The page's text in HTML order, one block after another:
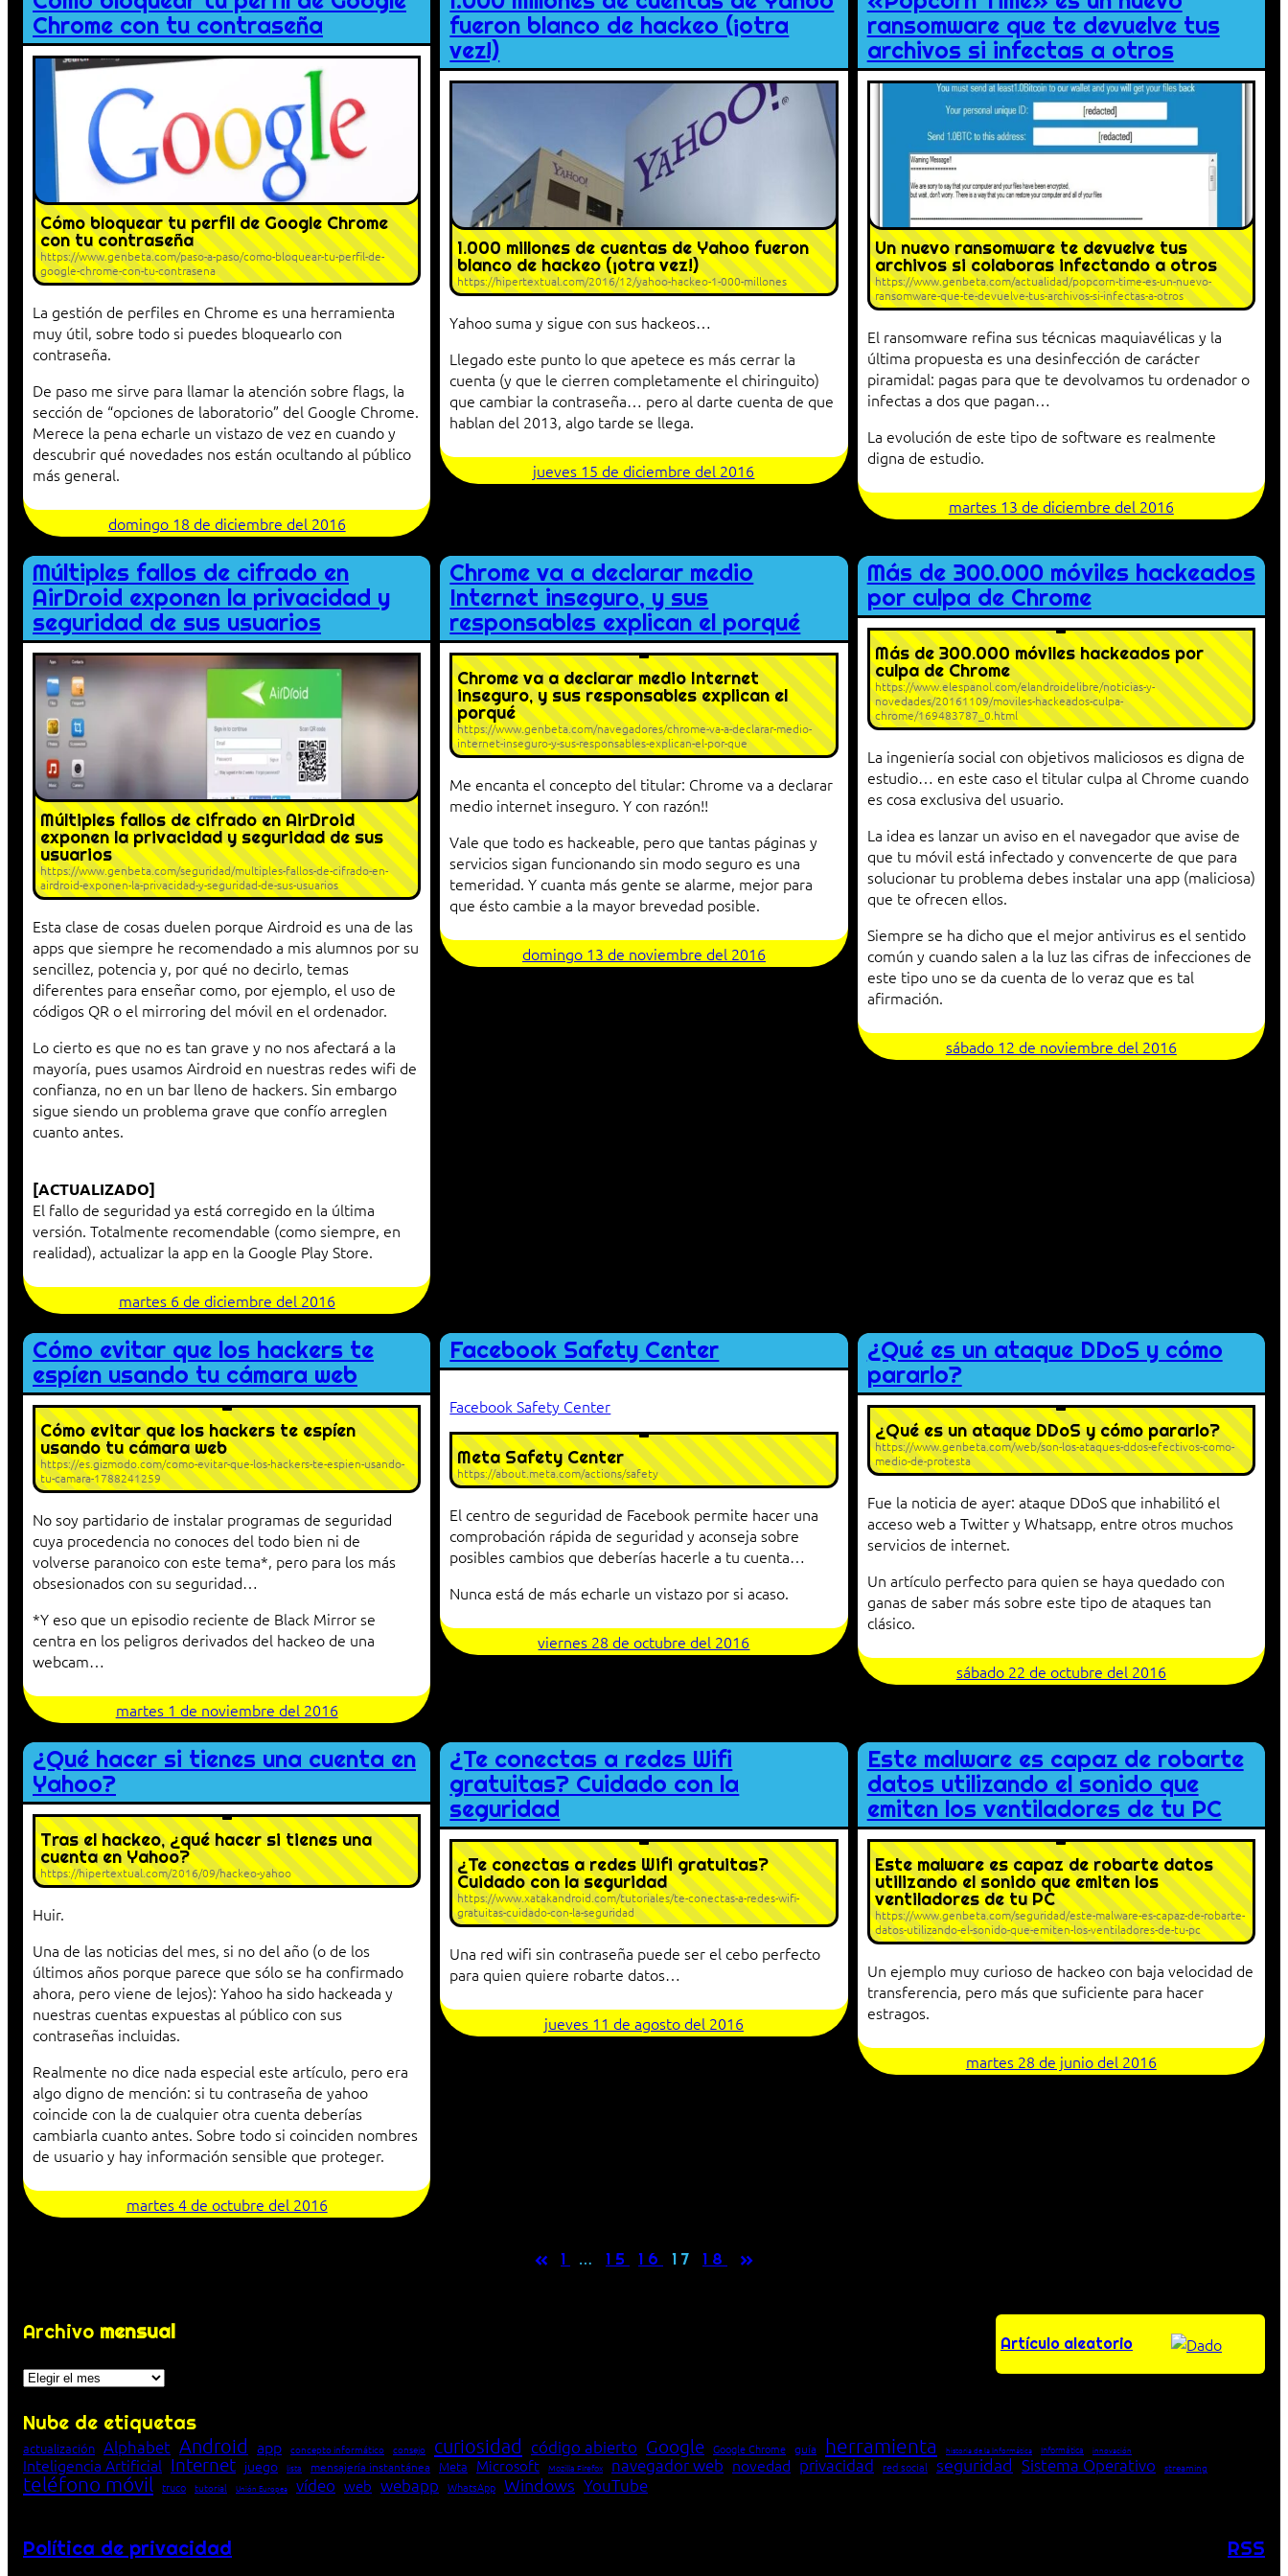
Chrome con tu contraseña
Cómo bloquear tu perfil de Google Chrome
con tu contraseña
https://www.genbeta.com/paso-a-paso/como-bloquear-tu-perfil-de-
google-chrome-con-tu-contrasena
La gestión de perfiles en Chrome es una herramienta
muy útil, sobre todo si puedes bloquearlo con
contraseña.
De paso me sirve para llamar la atención sobre flags, la
sección de “opciones de laboratorio” del Google Chrome.
Merece la pena echarle un vistazo de vez en cuando y
descubrir qué novedades nos están ocultando al público
más general.
domingo 18 de diciembre del 2016
fueron blanco de hackeo (¡otra
vez!)
1.000 millones de cuentas de Yahoo fueron
blanco de hackeo (¡otra vez!)
https://hipertextual.com/2016/12/yahoo-hackeo-1-000-millones
Yahoo suma y sigue con sus hackeos…
Llegado este punto lo que apetece es más cerrar la
cuenta (y que le cierren completamente el chiringuito)
que cambiar la contraseña… pero al darte cuenta de que
hablan del 2013, algo tarde se llega.
jueves 15 de diciembre del 2016
ransomware que te devuelve tus
archivos si infectas a otros
Un nuevo ransomware te devuelve tus
archivos si colaboras infectando a otros
https://www.genbeta.com/actualidad/popcorn-time-es-un-nuevo-
ransomware-que-te-devuelve-tus-archivos-si-infectas-a-otros
El ransomware refina sus técnicas maquiavélicas y la
última propuesta es una desinfección de carácter
piramidal: pagas para que te devolvamos tu ordenador o
infectas a dos que pagan…
La evolución de este tipo de software es realmente
digna de estudio.
martes 13 de diciembre del 2016
Múltiples fallos de cifrado en
AirDroid exponen la privacidad y
seguridad de sus usuarios
Múltiples fallos de cifrado en AirDroid
exponen la privacidad y seguridad de sus
usuarios
https://www.genbeta.com/seguridad/multiples-fallos-de-cifrado-en-
airdroid-exponen-la-privacidad-y-seguridad-de-sus-usuarios
Esta clase de cosas duelen porque Airdroid es una de las
apps que siempre he recomendado a mis alumnos por su
sencillez, potencia y, por qué no decirlo, temas
diferentes para enseñar como, por ejemplo, el uso de
códigos QR o el mirroring del móvil en el ordenador.
Lo cierto es que no es tan grave y no nos afectará a la
mayoría, pues usamos Airdroid en nuestras redes wifi de
confianza, no en un bar lleno de hackers. Sin embargo
sigue siendo un problema grave que confío arreglen
cuanto antes.
[ACTUALIZADO]
El fallo de seguridad ya está corregido en la última
versión. Totalmente recomendable (como siempre, en
realidad), actualizar la app en la Google Play Store.
martes 6 de diciembre del 2016
Chrome va a declarar medio
Internet inseguro, y sus
responsables explican el porqué
Chrome va a declarar medio Internet
inseguro, y sus responsables explican el
porqué
https://www.genbeta.com/navegadores/chrome-va-a-declarar-medio-
internet-inseguro-y-sus-responsables-explican-el-por-que
Me encanta el concepto del titular: Chrome va a declarar
medio internet inseguro. Y con razón!!
Vale que todo es hackeable, pero que tantas páginas y
servicios sigan funcionando sin modo seguro es una
temeridad. Y cuanta más gente se alarme, mejor para
que ésto cambie a la mayor brevedad posible.
domingo 13 de noviembre del 2016
Más de 300.000 móviles hackeados
por culpa de Chrome
Más de 300.000 móviles hackeados por
culpa de Chrome
https://www.elespanol.com/elandroidelibre/noticias-y-
novedades/20161109/moviles-hackeados-culpa-
chrome/169483787_0.html
La ingeniería social con objetivos maliciosos es digna de
estudio… en este caso el titular culpa al Chrome cuando
es cosa exclusiva del usuario.
La idea es lanzar un aviso en el navegador que avise de
que tu móvil está infectado y convencerte de que para
solucionar tu problema debes instalar una app (maliciosa)
que te ofrecen ellos.
Siempre se ha dicho que el mejor antivirus es el sentido
común y cuando salen a la luz las cifras de infecciones de
este tipo uno se da cuenta de lo veraz que es tal
afirmación.
sábado 12 de noviembre del 2016
Cómo evitar que los hackers te
espíen usando tu cámara web
Cómo evitar que los hackers te espíen
usando tu cámara web
https://es.gizmodo.com/como-evitar-que-los-hackers-te-espien-usando-
tu-camara-1788241259
No soy partidario de instalar programas de seguridad
cuya procedencia no conoces del todo bien ni de
volverse paranoico con este tema*, pero para los más
obsesionados con su seguridad…
*Y eso que un episodio reciente de Black Mirror se
centra en los peligros derivados del hackeo de una
webcam…
martes 1 de noviembre del 2016
Facebook Safety Center
Facebook Safety Center
Meta Safety Center
https://about.meta.com/actions/safety
El centro de seguridad de Facebook permite hacer una
comprobación rápida de seguridad y aconseja sobre
posibles cambios que deberías hacerle a tu cuenta…
Nunca está de más echarle un vistazo por si acaso.
viernes 28 de octubre del 2016
¿Qué es un ataque DDoS y cómo
pararlo?
¿Qué es un ataque DDoS y cómo pararlo?
https://www.genbeta.com/web/son-los-ataques-ddos-efectivos-como-
medio-de-protesta
Fue la noticia de ayer: ataque DDoS que inhabilitó el
acceso web a Twitter y Whatsapp, entre otros muchos
servicios de internet.
Un artículo perfecto para quien se haya quedado con
ganas de saber más sobre este tipo de ataques tan
clásico.
sábado 22 de octubre del 2016
¿Qué hacer si tienes una cuenta en
Yahoo?
Tras el hackeo, ¿qué hacer si tienes una
cuenta en Yahoo?
https://hipertextual.com/2016/09/hackeo-yahoo
Huir.
Una de las noticias del mes, si no del año (o de los
últimos años porque parece que sólo se ha confirmado
ahora, pero viene de lejos): Yahoo ha sido hackeada y
nuestras cuentas expuestas al público con sus
contraseñas incluidas.
Realmente no dice nada especial este artículo, pero era
algo digno de mención: si tu contraseña de yahoo
coincide con la de cualquier otra cuenta deberías
cambiarla cuanto antes. Sobre todo si coinciden nombres
de usuario y hay información sensible que proteger.
martes 4 de octubre del 2016
¿Te conectas a redes Wifi
gratuitas? Cuidado con la
seguridad
¿Te conectas a redes Wifi gratuitas?
Cuidado con la seguridad
https://www.xatakandroid.com/tutoriales/te-conectas-a-redes-wifi-
gratuitas-cuidado-con-la-seguridad
Una red wifi sin contraseña puede ser el cebo perfecto
para quien quiere robarte datos…
jueves 11 de agosto del 2016
Este malware es capaz de robarte
datos utilizando el sonido que
emiten los ventiladores de tu PC
Este malware es capaz de robarte datos
utilizando el sonido que emiten los
ventiladores de tu PC
https://www.genbeta.com/seguridad/este-malware-es-capaz-de-robarte-
datos-utilizando-el-sonido-que-emiten-los-ventiladores-de-tu-pc
Un ejemplo muy curioso de hackeo con baja velocidad de
transferencia, pero más que suficiente para hacer
estragos.
martes 28 de junio del 2016
« 1 … 15 16 17 18 »
Archivo mensual
Archivos
Artículo aleatorio
Nube de etiquetas
actualización Alphabet Android app concepto informático consejo curiosidad código abierto Google Google Chrome guía herramienta historia de la Informática Informática innovación
Inteligencia Artificial Internet juego lista mensajería instantánea Meta Microsoft Mozilla Firefox navegador web novedad privacidad red social seguridad Sistema Operativo streaming
teléfono móvil truco tutorial Unión Europea vídeo web webapp WhatsApp Windows YouTube
Política de privacidad RSS